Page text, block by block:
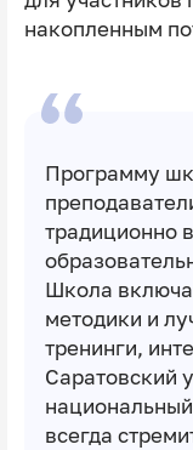
накопленным
Программу
традиционно
Школа
методики и
тренинги,
Саратовский
всегда